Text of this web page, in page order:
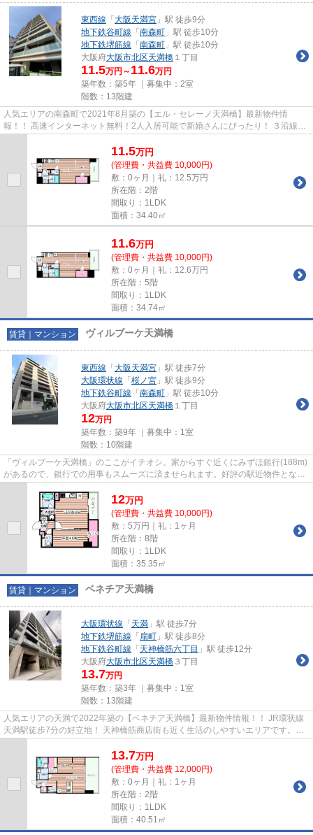
東西線 「 大阪天満宮 」駅 徒歩9分
地下鉄谷町線 「 南森町 」駅 徒歩10分
地下鉄堺筋線 「 南森町 」駅 徒歩10分
大阪府大阪市北区天満橋 １丁目
11.5万円～ 11.6万円
築年数：築5年 ｜募集中： 2室
階数：13階建
人気エリアの南森町で2021年8月築の【エル・セレーノ天満橋】最新物件情
報！！ 高速インターネット無料！2人入居可能で新婚さんにぴったり！ ３沿線徒
11.5万円
(管理費・共益費 10,000円)
敷：0ヶ月｜礼：12.5万円
所在階：2階
間取り：1LDK
面積：34.40㎡
11.6万円
(管理費・共益費 10,000円)
敷：0ヶ月｜礼：12.6万円
所在階：5階
間取り：1LDK
面積：34.74㎡
賃貸｜マンション ヴィルブーケ天満橋
東西線 「 大阪天満宮 」駅 徒歩7分
大阪環状線 「 桜ノ宮 」駅 徒歩9分
地下鉄谷町線 「 南森町 」駅 徒歩10分
大阪府大阪市北区天満橋 １丁目
12万円
築年数：築9年 ｜募集中： 1室
階数：10階建
「ヴィルブーケ天満橋」のここがイチオシ。家からすぐ近くにみずほ銀行(188m)
があるので、銀行での用事もスムーズに済ませられます。好評の駅近物件となっ
12万円
(管理費・共益費 10,000円)
敷：5万円｜礼：1ヶ月
所在階：8階
間取り：1LDK
面積：35.35㎡
賃貸｜マンション ベネチア天満橋
大阪環状線 「 天満 」駅 徒歩7分
地下鉄堺筋線 「 扇町 」駅 徒歩8分
地下鉄谷町線 「 天神橋筋六丁目 」駅 徒歩12分
大阪府大阪市北区天満橋 ３丁目
13.7万円
築年数：築3年 ｜募集中： 1室
階数：13階建
人気エリアの天満で2022年築の【ベネチア天満橋】最新物件情報！！ JR環状線
天満駅徒歩7分の好立地！ 天神橋筋商店街も近く生活のしやすいエリアです。
13.7万円
(管理費・共益費 12,000円)
敷：0ヶ月｜礼：1ヶ月
所在階：2階
間取り：1LDK
面積：40.51㎡